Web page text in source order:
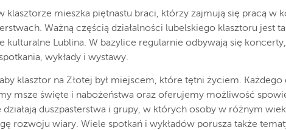
klasztorze mieszka piętnastu braci, którzy zajmują się pracą w
Ważną częścią działalności lubelskiego klasztoru jest
kulturalne Lublina. W bazylice regularnie odbywają się
wykłady i wystawy.
klasztor na Złotej był miejscem, które tętni życiem. Każdego
msze święte i nabożeństwa oraz oferujemy możliwość
działają duszpasterstwa i grupy, w których osoby w różnym
rozwoju wiary. Wiele spotkań i wykładów porusza także